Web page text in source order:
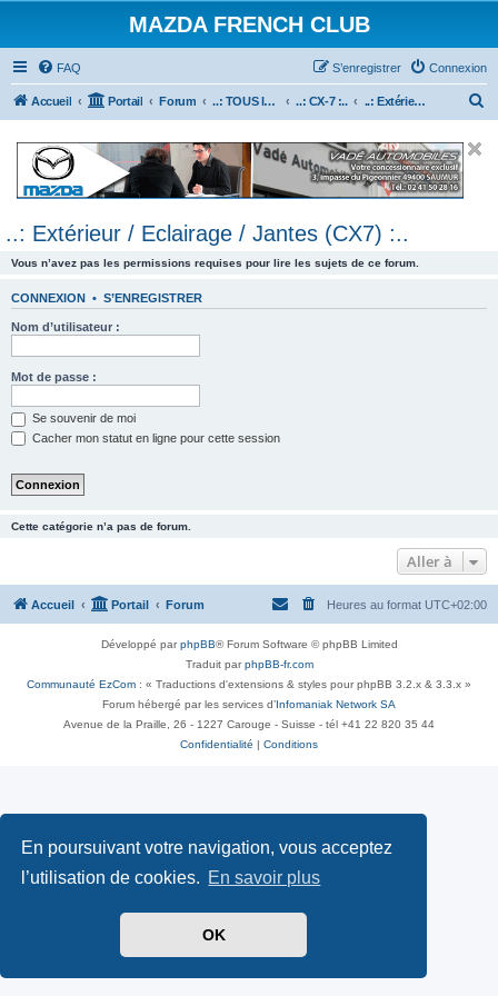
En poursuivant votre navigation, vous acceptez
l’utilisation de cookies. En savoir plus
OK
MAZDA FRENCH CLUB
FAQ Connexion
S’enregistrer
Accueil Portail Forum ..: TOUS les Véhicules MAZDA :.. ..: CX-7 :.. ..: Extérieur / Eclairage / Jantes (CX7) :..
e
..: Extérieur / Eclairage / Jantes (CX7) :..
Vous n’avez pas les permissions requises pour lire les sujets de ce forum.
CONNEXION • S’ENREGISTRER
Nom d’utilisateur :
Mot de passe :
Se souvenir de moi
Cacher mon statut en ligne pour cette session
Cette catégorie n’a pas de forum.
Aller à
Accueil Portail Forum Heures au format UTC+02:00
Développé parphpBB® Forum Software © phpBB Limited
Traduit parphpBB-fr.com
Communauté EzCom : « Traductions d'extensions & styles pour phpBB 3.2.x & 3.3.x »
Forum hébergé par les services d’ Infomaniak Network SA
Avenue de la Praille, 26 - 1227 Carouge - Suisse - tél +41 22 820 35 44
Confidentialité
Conditions